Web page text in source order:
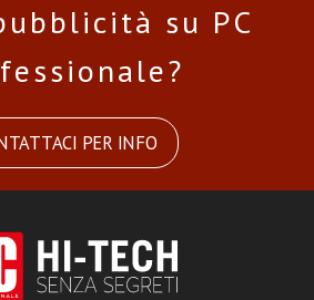
su PC
PER INFO